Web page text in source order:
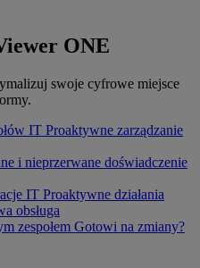
ONE
swoje cyfrowe miejsce
IT Proaktywne zarządzanie
i nieprzerwane doświadczenie
IT Proaktywne działania
obsługa
zespołem Gotowi na zmiany?